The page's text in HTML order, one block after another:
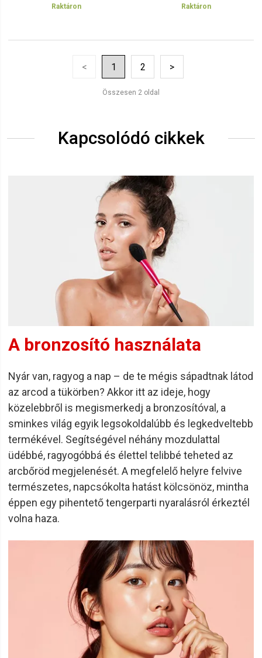
Raktáron Raktáron
< 1 2 >
Összesen 2 oldal
Kapcsolódó cikkek
A bronzosító használata
Nyár van, ragyog a nap – de te mégis sápadtnak látod
az arcod a tükörben? Akkor itt az ideje, hogy
közelebbről is megismerkedj a bronzosítóval, a
sminkes világ egyik legsokoldalúbb és legkedveltebb
termékével. Segítségével néhány mozdulattal
üdébbé, ragyogóbbá és élettel telibbé teheted az
arcbőröd megjelenését. A megfelelő helyre felvive
természetes, napcsókolta hatást kölcsönöz, mintha
éppen egy pihentető tengerparti nyaralásról érkeztél
volna haza.